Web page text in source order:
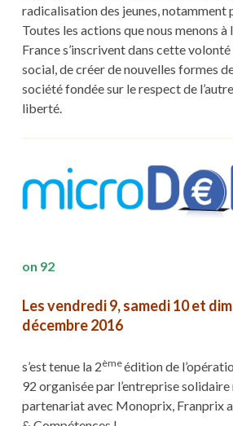
radicalisation des jeunes, notamment
Toutes les actions que nous menons à
France s’inscrivent dans cette
social, de créer de nouvelles formes
société fondée sur le respect de
liberté.
on 92
Les vendredi 9, samedi 10 et
décembre 2016
s’est tenue la 2èmeédition de
92 organisée par l’entreprise
partenariat avec Monoprix, Franprix